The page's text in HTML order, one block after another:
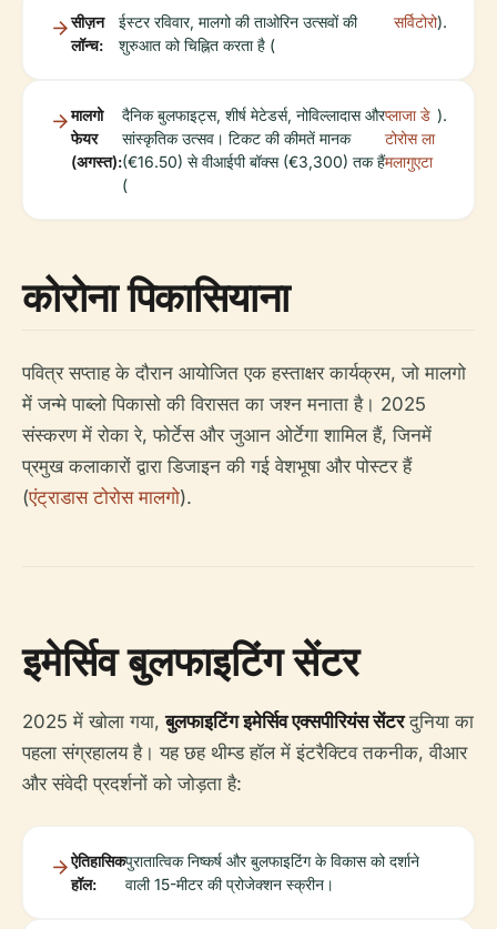
सीज़न
लॉन्च:
ईस्टर रविवार, मालगो की ताओरिन उत्सवों की
शुरुआत को चिह्नित करता है (
सर्विटोरो).
मालगो
फेयर
(अगस्त):
दैनिक बुलफाइट्स, शीर्ष मेटेडर्स, नोविल्लादास और
सांस्कृतिक उत्सव। टिकट की कीमतें मानक
(€16.50) से वीआईपी बॉक्स (€3,300) तक हैं
(
प्लाजा डे
टोरोस ला
मलागुएटा
).
कोरोना पिकासियाना
पवित्र सप्ताह के दौरान आयोजित एक हस्ताक्षर कार्यक्रम, जो मालगो
में जन्मे पाब्लो पिकासो की विरासत का जश्न मनाता है। 2025
संस्करण में रोका रे, फोर्टेस और जुआन ओर्टेगा शामिल हैं, जिनमें
प्रमुख कलाकारों द्वारा डिजाइन की गई वेशभूषा और पोस्टर हैं
(एंट्राडास टोरोस मालगो).
इमेर्सिव बुलफाइटिंग सेंटर
2025 में खोला गया,बुलफाइटिंग इमेर्सिव एक्सपीरियंस सेंटरदुनिया का
पहला संग्रहालय है। यह छह थीम्ड हॉल में इंटरैक्टिव तकनीक, वीआर
और संवेदी प्रदर्शनों को जोड़ता है:
ऐतिहासिक
हॉल:
पुरातात्विक निष्कर्ष और बुलफाइटिंग के विकास को दर्शाने
वाली 15-मीटर की प्रोजेक्शन स्क्रीन।